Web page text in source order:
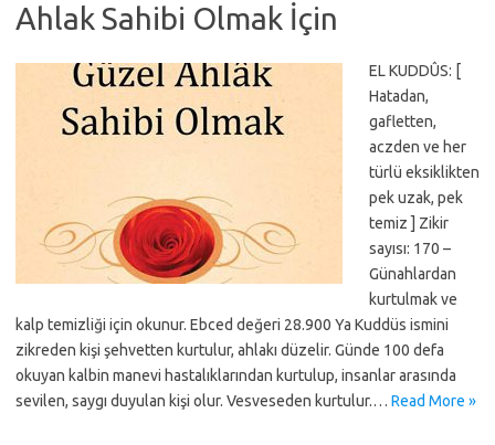
Ahlak Sahibi Olmak İçin
EL KUDDÛS: [
Hatadan,
gafletten,
aczden ve her
türlü eksiklikten
pek uzak, pek
temiz ] Zikir
sayısı: 170 –
Günahlardan
kurtulmak ve
kalp temizliği için okunur. Ebced değeri 28.900 Ya Kuddüs ismini
zikreden kişi şehvetten kurtulur, ahlakı düzelir. Günde 100 defa
okuyan kalbin manevi hastalıklarından kurtulup, insanlar arasında
sevilen, saygı duyulan kişi olur. Vesveseden kurtulur.… Read More »